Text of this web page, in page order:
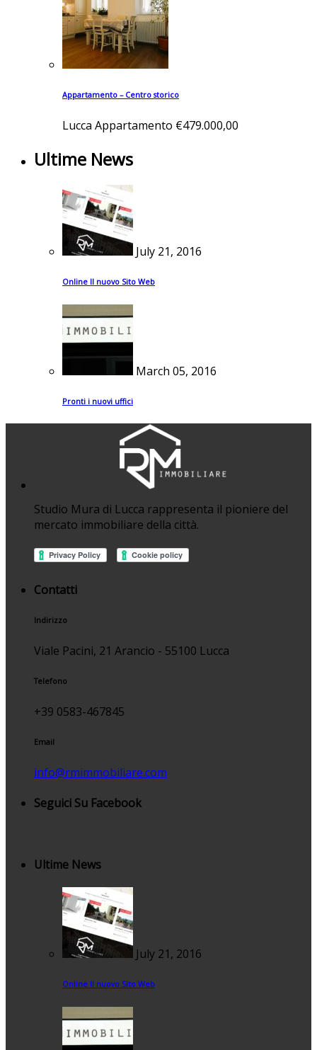
Appartamento – Centro storico
Lucca Appartamento €479.000,00
Ultime News
July 21, 2016
Online Il nuovo Sito Web
March 05, 2016
Pronti i nuovi uffici
Studio Mura di Lucca rappresenta il pioniere del
mercato immobiliare della città.
Contatti
Indirizzo
Viale Pacini, 21 Arancio - 55100 Lucca
Telefono
+39 0583-467845
Email
info@rmimmobiliare.com
Seguici Su Facebook
Ultime News
July 21, 2016
Online Il nuovo Sito Web